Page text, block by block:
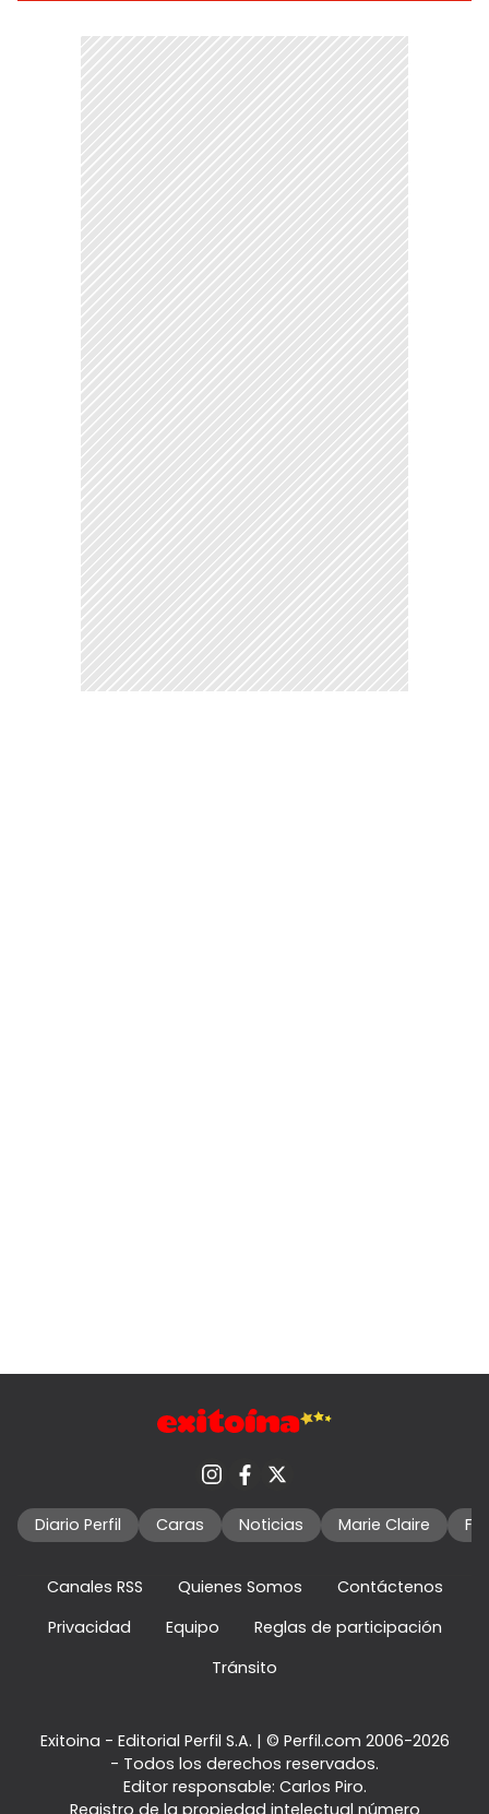
Diario Perfil Caras Noticias Marie Claire
Canales RSS Quienes Somos
Contáctenos
Privacidad
Equipo
Reglas de participación
Tránsito
Exitoina - Editorial Perfil S.A. | © Perfil.com 2006-2026
- Todos los derechos reservados.
Editor responsable: Carlos Piro.